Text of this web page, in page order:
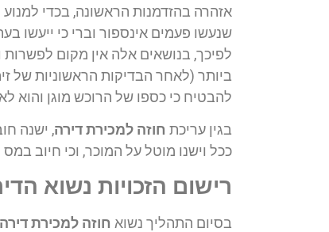
אזהרה בהזדמנות הראשונה, בכדי
שנעשו פעמים אינספור וברי כי ייעשו
לפיכך, בנושאים אלה אין מקום לפשרות
ביותר (לאחר הבדיקות הראשוניות של
להבטיח כי כספו של הרוכש מוגן והוא
בגין עריכת חוזה למכירת דירה, ישנה
ככל וישנו מוטל על המוכר, וכי חיוב
רישום הזכויות נשוא
בסיום התהליך נשוא חוזה למכירת דירה